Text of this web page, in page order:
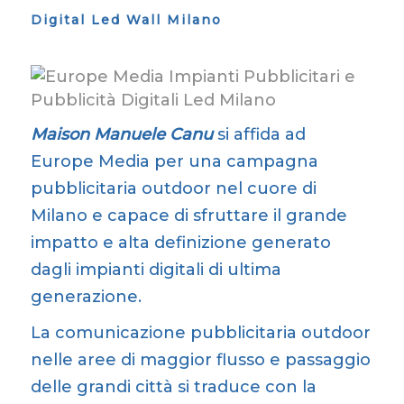
Digital Led Wall Milano
Maison Manuele Canu si affida ad
Europe Media per una campagna
pubblicitaria outdoor nel cuore di
Milano e capace di sfruttare il grande
impatto e alta definizione generato
dagli impianti digitali di ultima
generazione.
La comunicazione pubblicitaria outdoor
nelle aree di maggior flusso e passaggio
delle grandi città si traduce con la